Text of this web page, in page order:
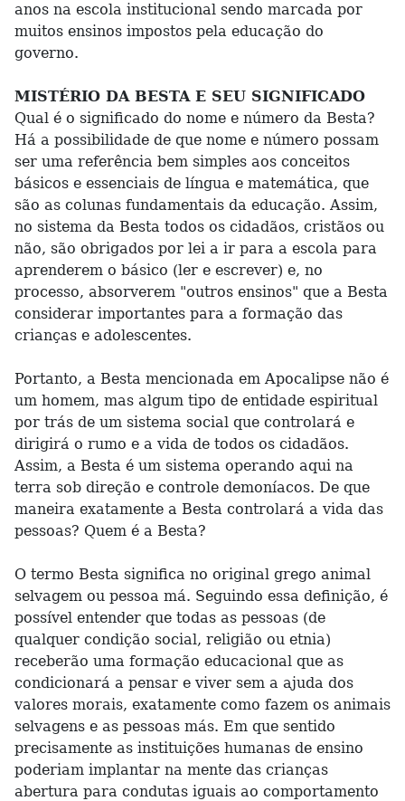
anos na escola institucional sendo marcada por
muitos ensinos impostos pela educação do
governo.
MISTÉRIO DA BESTA E SEU SIGNIFICADO
Qual é o significado do nome e número da Besta?
Há a possibilidade de que nome e número possam
ser uma referência bem simples aos conceitos
básicos e essenciais de língua e matemática, que
são as colunas fundamentais da educação. Assim,
no sistema da Besta todos os cidadãos, cristãos ou
não, são obrigados por lei a ir para a escola para
aprenderem o básico (ler e escrever) e, no
processo, absorverem "outros ensinos" que a Besta
considerar importantes para a formação das
crianças e adolescentes.
Portanto, a Besta mencionada em Apocalipse não é
um homem, mas algum tipo de entidade espiritual
por trás de um sistema social que controlará e
dirigirá o rumo e a vida de todos os cidadãos.
Assim, a Besta é um sistema operando aqui na
terra sob direção e controle demoníacos. De que
maneira exatamente a Besta controlará a vida das
pessoas? Quem é a Besta?
O termo Besta significa no original grego animal
selvagem ou pessoa má. Seguindo essa definição, é
possível entender que todas as pessoas (de
qualquer condição social, religião ou etnia)
receberão uma formação educacional que as
condicionará a pensar e viver sem a ajuda dos
valores morais, exatamente como fazem os animais
selvagens e as pessoas más. Em que sentido
precisamente as instituições humanas de ensino
poderiam implantar na mente das crianças
abertura para condutas iguais ao comportamento